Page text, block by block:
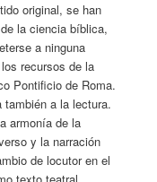
original, se han
la ciencia bíblica,
a ninguna
recursos de la
Pontificio de Roma.
también a la lectura.
armonía de la
y la narración
de locutor en el